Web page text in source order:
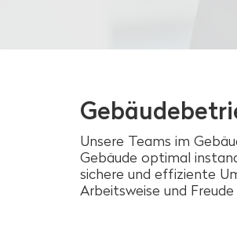
Unsere Teams im
Gebäude optimal
sichere und effiziente
Arbeitsweise und